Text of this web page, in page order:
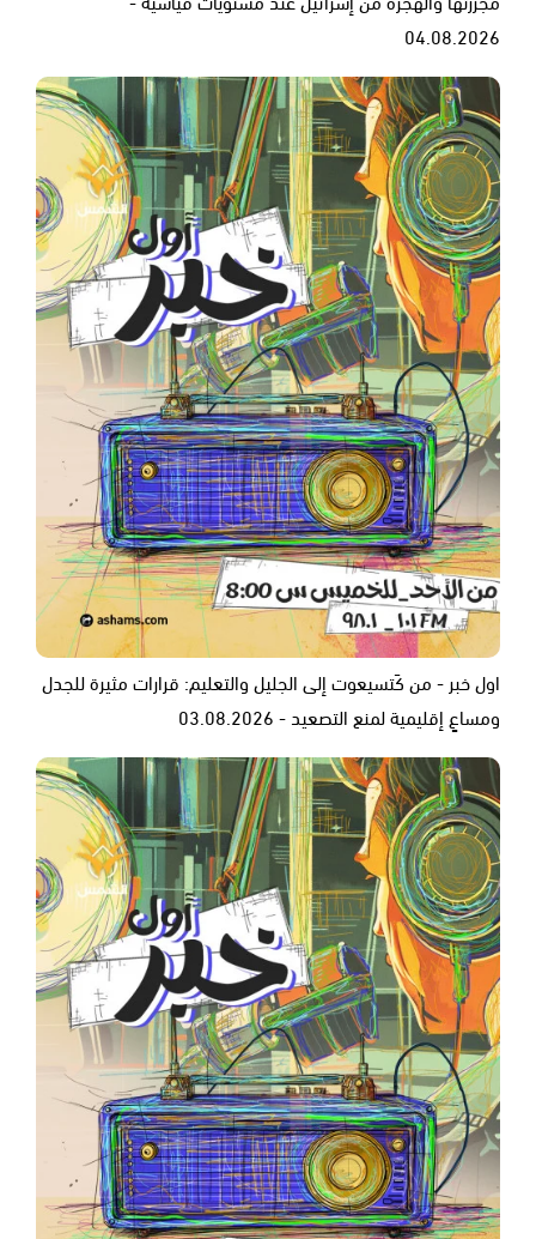
04.08.2026
اول خبر - من كَتسيعوت إلى الجليل والتعليم: قرارات مثيرة للجدل
ومساعٍ إقليمية لمنع التصعيد - 03.08.2026